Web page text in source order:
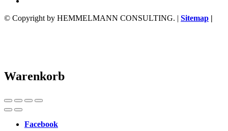
© Copyright by HEMMELMANN CONSULTING. | Sitemap
Warenkorb
Facebook